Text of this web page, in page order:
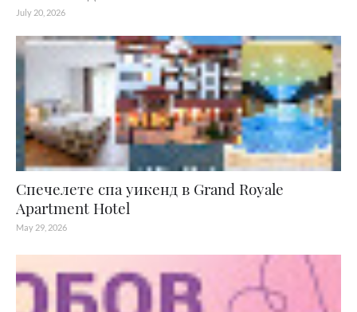
July 20, 2026
Спечелете спа уикенд в Grand Royale
Apartment Hotel
May 29, 2026